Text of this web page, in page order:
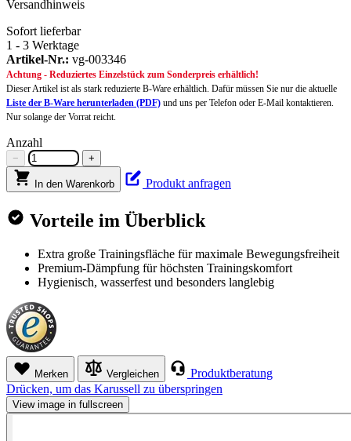
Versandhinweis
Sofort lieferbar
1 - 3 Werktage
Artikel-Nr.: vg-003346
Achtung - Reduziertes Einzelstück zum Sonderpreis erhältlich!
Dieser Artikel ist als stark reduzierte B-Ware erhältlich. Dafür müssen Sie nur die aktuelle
Liste der B-Ware herunterladen (PDF) und uns per Telefon oder E-Mail kontaktieren.
Nur solange der Vorrat reicht.
Anzahl
− +
In den Warenkorb Produkt anfragen
Vorteile im Überblick
Extra große Trainingsfläche für maximale Bewegungsfreiheit
Premium-Dämpfung für höchsten Trainingskomfort
Hygienisch, wasserfest und besonders langlebig
Merken Vergleichen
Produktberatung
Drücken, um das Karussell zu überspringen
View image in fullscreen